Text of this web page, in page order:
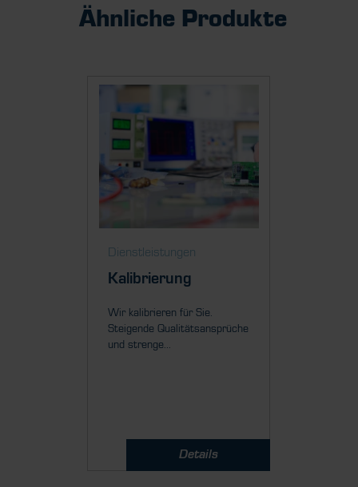
Ähnliche Produkte
Dienstleistungen
Kalibrierung
Wir kalibrieren für Sie.
Steigende Qualitätsansprüche
und strenge...
Details